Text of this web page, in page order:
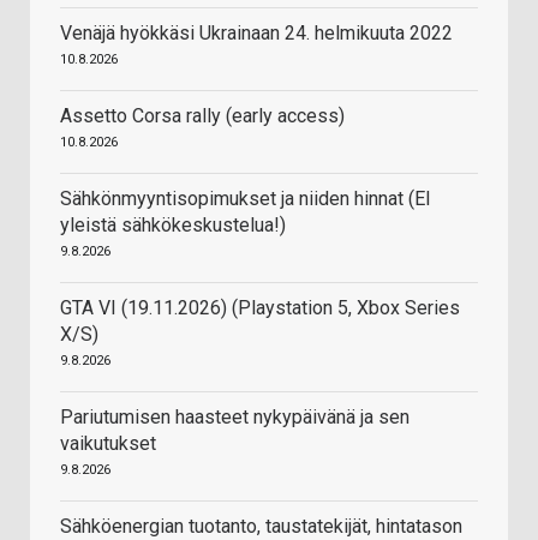
Venäjä hyökkäsi Ukrainaan 24. helmikuuta 2022
10.8.2026
Assetto Corsa rally (early access)
10.8.2026
Sähkönmyyntisopimukset ja niiden hinnat (EI
yleistä sähkökeskustelua!)
9.8.2026
GTA VI (19.11.2026) (Playstation 5, Xbox Series
X/S)
9.8.2026
Pariutumisen haasteet nykypäivänä ja sen
vaikutukset
9.8.2026
Sähköenergian tuotanto, taustatekijät, hintatason